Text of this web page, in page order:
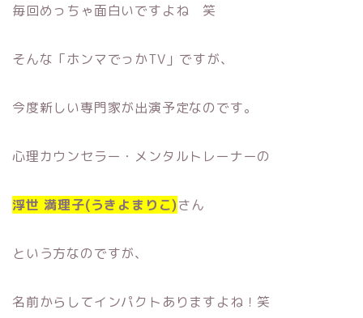
毎回めっちゃ面白いですよね 笑
そんな「ホンマでっかTV」ですが、
今度新しい専門家が出演予定なのです。
心理カウンセラー・メンタルトレーナーの
浮世 満理子(うきよまりこ)さん
という方なのですが、
名前からしてインパクトありますよね！笑